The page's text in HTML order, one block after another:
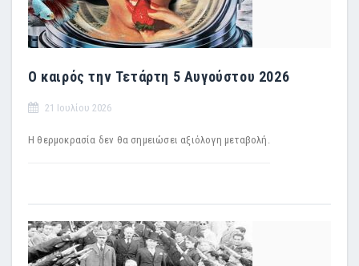
Ο καιρός την Τετάρτη 5 Αυγούστου 2026
21 Ιουλίου 2026
Η θερμοκρασία δεν θα σημειώσει αξιόλογη μεταβολή.